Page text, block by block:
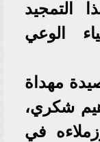
التمجيد
الوعي
مهداة
شكري،
في